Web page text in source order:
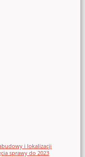
i lokalizacji
sprawy do 2023